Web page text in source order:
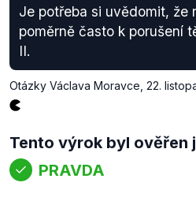
Je potřeba si uvědomit, že
poměrně často k porušení
II.
Otázky Václava Moravce 22.
Tento výrok byl ověřen
PRAVDA